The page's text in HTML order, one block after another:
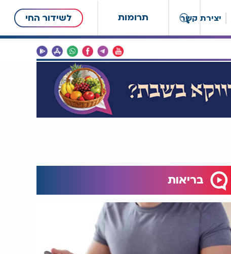
תרומות לשידור החי יצירת קשר
בריאות